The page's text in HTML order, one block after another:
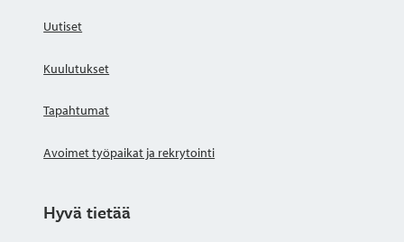
Uutiset
Kuulutukset
Tapahtumat
Avoimet työpaikat ja rekrytointi
Hyvä tietää